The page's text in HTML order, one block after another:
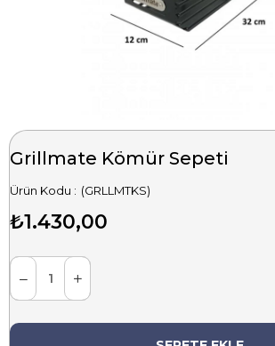
Grillmate Kömür Sepeti
(GRLLMTKS)
₺1.430,00